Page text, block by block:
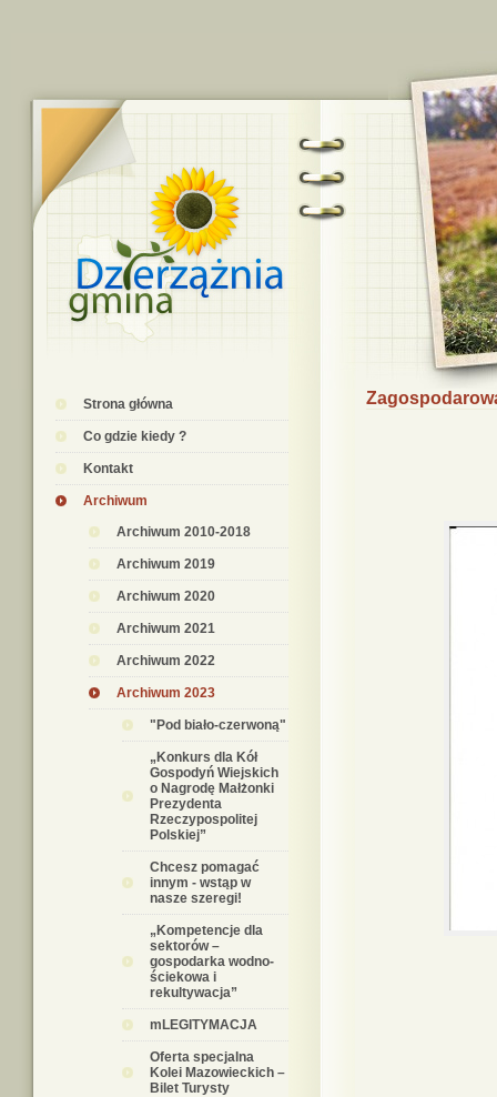
Strona główna
Co gdzie kiedy ?
Kontakt
Archiwum
Archiwum 2010-2018
Archiwum 2019
Archiwum 2020
Archiwum 2021
Archiwum 2022
Archiwum 2023
"Pod biało-czerwoną"
„Konkurs dla Kół
Gospodyń Wiejskich
o Nagrodę Małżonki
Prezydenta
Rzeczypospolitej
Polskiej”
Chcesz pomagać
innym - wstąp w
nasze szeregi!
„Kompetencje dla
sektorów –
gospodarka wodno-
ściekowa i
rekultywacja”
mLEGITYMACJA
Oferta specjalna
Kolei Mazowieckich –
Bilet Turysty